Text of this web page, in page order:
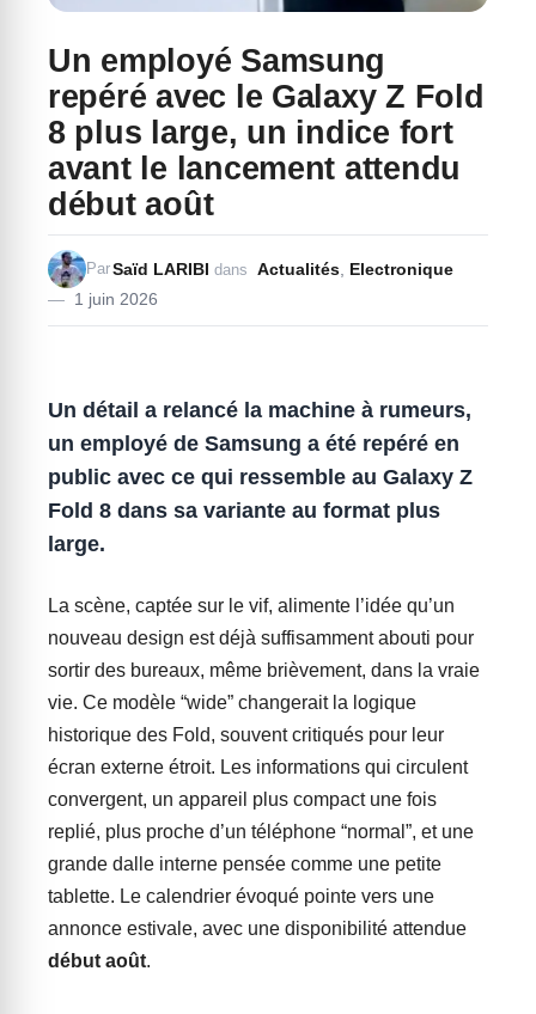
Un employé Samsung
repéré avec le Galaxy Z Fold
8 plus large, un indice fort
avant le lancement attendu
début août
1 juin 2026
ParSaïd LARIBI dans Actualités Electronique
Un détail a relancé la machine à rumeurs,
un employé de Samsung a été repéré en
public avec ce qui ressemble au Galaxy Z
Fold 8 dans sa variante au format plus
large.
La scène, captée sur le vif, alimente l’idée qu’un
nouveau design est déjà suffisamment abouti pour
sortir des bureaux, même brièvement, dans la vraie
vie. Ce modèle “wide” changerait la logique
historique des Fold, souvent critiqués pour leur
écran externe étroit. Les informations qui circulent
convergent, un appareil plus compact une fois
replié, plus proche d’un téléphone “normal”, et une
grande dalle interne pensée comme une petite
tablette. Le calendrier évoqué pointe vers une
annonce estivale, avec une disponibilité attendue
début août.